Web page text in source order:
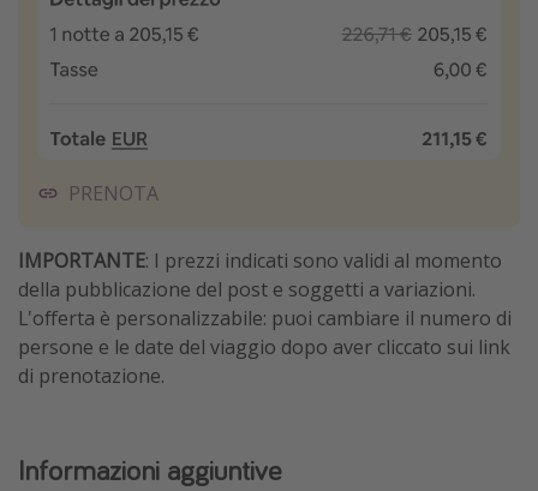
PRENOTA
IMPORTANTE: I prezzi indicati sono validi al momento
della pubblicazione del post e soggetti a variazioni.
L'offerta è personalizzabile: puoi cambiare il numero di
persone e le date del viaggio dopo aver cliccato sui link
di prenotazione.
Informazioni aggiuntive